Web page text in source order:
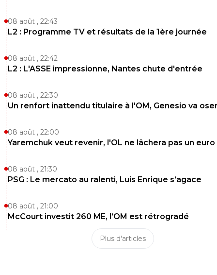
08 août , 22:43
L2 : Programme TV et résultats de la 1ère journée
08 août , 22:42
L2 : L'ASSE impressionne, Nantes chute d'entrée
08 août , 22:30
Un renfort inattendu titulaire à l'OM, Genesio va
08 août , 22:00
Yaremchuk veut revenir, l'OL ne lâchera pas un euro
08 août , 21:30
PSG : Le mercato au ralenti, Luis Enrique s’agace
08 août , 21:00
McCourt investit 260 ME, l’OM est rétrogradé
Plus d'articles